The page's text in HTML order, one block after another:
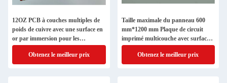
12OZ PCB à couches multiples de
poids de cuivre avec une surface en
or par immersion pour les
applications et une surface en
argent par immersion
Obtenez le meilleur prix
Taille maximale du panneau 600
mm*1200 mm Plaque de circuit
imprimé multicouche avec surface
en or par immersion
Obtenez le meilleur prix